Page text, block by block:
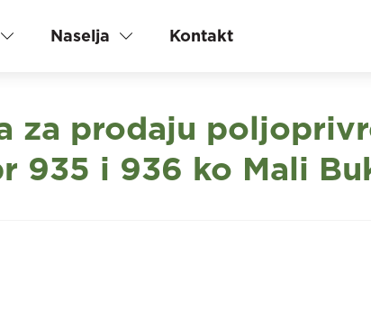
Naselja Kontakt
za prodaju
935 i 936 ko Mali